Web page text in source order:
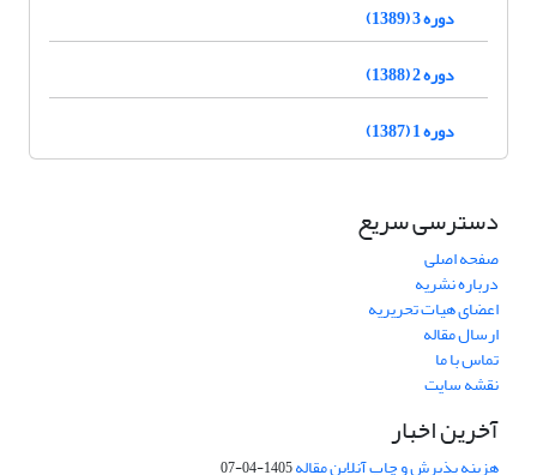
دوره 3 (1389)
دوره 2 (1388)
دوره 1 (1387)
دسترسی سریع
صفحه اصلی
درباره نشریه
اعضای هیات تحریریه
ارسال مقاله
تماس با ما
نقشه سایت
آخرین اخبار
هزینه پذیرش و چاپ آنلاین مقاله1405-04-07